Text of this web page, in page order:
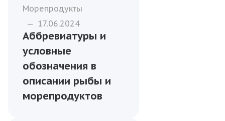
Морепродукты
— 17.06.2024
Аббревиатуры и
условные
обозначения в
описании рыбы и
морепродуктов